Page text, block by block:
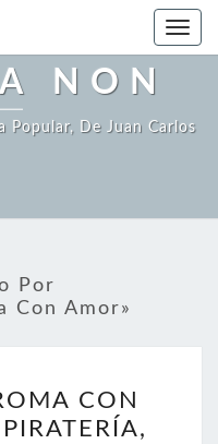
NON
Popular, De Juan Carlos
Por
Con Amor»
CON